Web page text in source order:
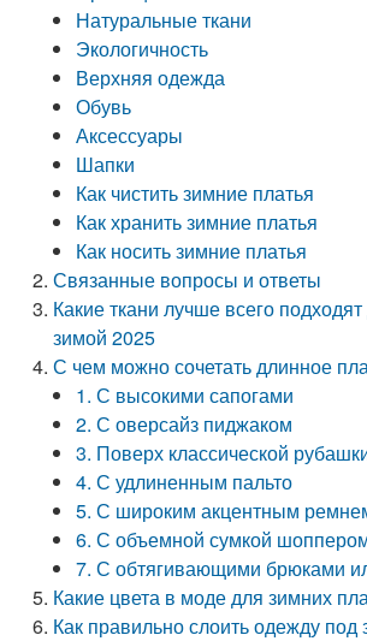
Натуральные ткани
Экологичность
Верхняя одежда
Обувь
Аксессуары
Шапки
Как чистить зимние платья
Как хранить зимние платья
Как носить зимние платья
Связанные вопросы и ответы
Какие ткани лучше всего
зимой 2025
С чем можно сочетать длинное
1. С высокими сапогами
2. С оверсайз пиджаком
3. Поверх классической
4. С удлиненным пальто
5. С широким акцентным
6. С объемной сумкой
7. С обтягивающими брюками
Какие цвета в моде для зимних
Как правильно слоить одежду под